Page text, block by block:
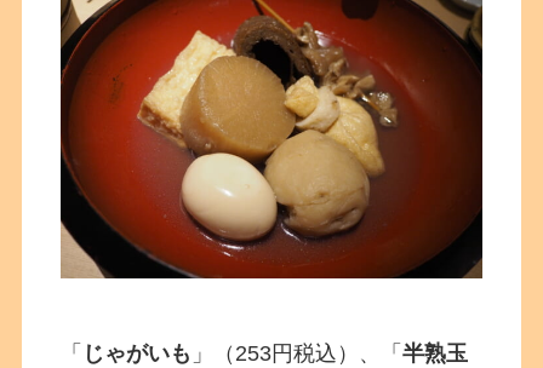
「 じゃがいも 」（253円税込）、「半熟玉